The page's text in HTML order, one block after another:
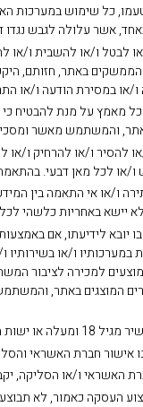
כל שימוש במערכות
אשר עלולה לגבש
לבטל ו/או להשבית ו/
באתר, חזותם,
או במסירת הודעה ו/או
מאמץ על מנת להבטיח
והמשתמש מאשר
להסיר ו/או להרחיק
לכל מאן דבעי.
ו/או אי התאמה בין
לא יישא באחריות
יובא לידיעתו, אם
במערכותיו ו/או
למכירה לציבור
המוצגים באתר,